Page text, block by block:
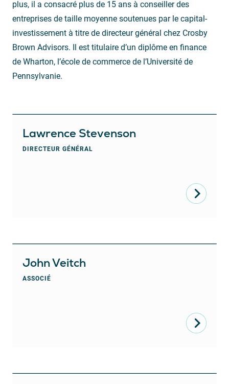
plus, il a consacré plus de 15 ans à conseiller des
entreprises de taille moyenne soutenues par le capital-
investissement à titre de directeur général chez Crosby
Brown Advisors. Il est titulaire d’un diplôme en finance
de Wharton, l’école de commerce de l’Université de
Pennsylvanie.
Lawrence Stevenson
DIRECTEUR GÉNÉRAL
John Veitch
ASSOCIÉ